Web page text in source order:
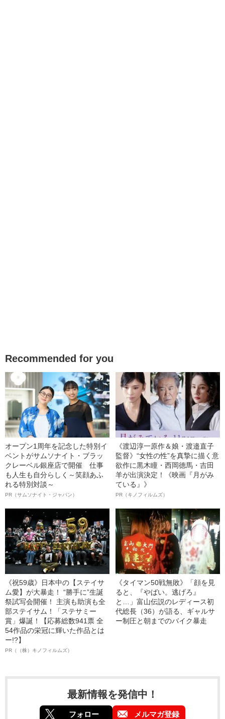
Recommended for you
オープン1周年を記念した特別イ
ベントがサムソナイト・ブラッ
クレーベル銀座店で開催 仕事
も人生も自分らしく～笑顔あふ
れる特別対談～
PR（サムソナイト・ジャパン）
《渡辺淳一原作＆娘・渡邉直子
監督》“女性の性”を真摯に描く意
欲作に黒木瞳・西岡德馬・吉田
羊が出演決定！《映画『月がみ
ている』》
PR（キノフィルムズ）
《祝59歳》日本中の【ステイサ
ム愛】が大暴走！ “勝手に”生誕
祭試写会開催！ 主演も助演も全
部ステイサム！「ステサミー
賞」爆誕！【応募総数941票 全
54作品の栄冠に輝いた作品とは
ー!?】
PR（（株）キノフィルムズ）
《タイマン50戦無敗》「顔を見
ると、『やばい。逃げろ』
と…」富山伝説のレディース初
代総長（36）が語る、ギャルサ
ー制圧と朝までのバイク暴走
最新情報を発信中！
フォロー メルマガ登録